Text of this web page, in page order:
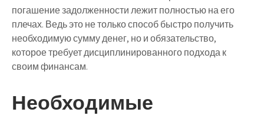
погашение задолженности лежит полностью на его
плечах. Ведь это не только способ быстро получить
необходимую сумму денег, но и обязательство,
которое требует дисциплинированного подхода к
своим финансам.
Необходимые